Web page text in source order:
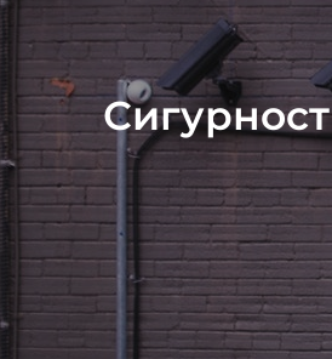
Сигурност